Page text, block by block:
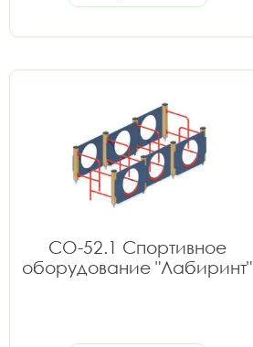
СО-52.1 Спортивное
оборудование "Лабиринт"